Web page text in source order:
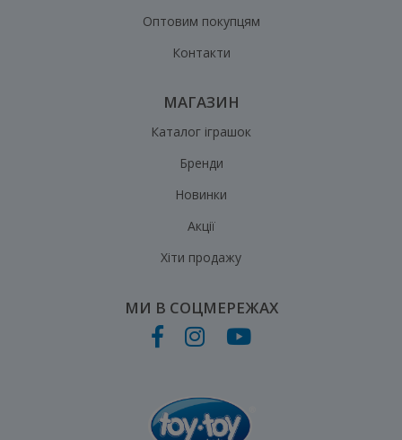
Оптовим покупцям
Контакти
МАГАЗИН
Каталог іграшок
Бренди
Новинки
Акції
Хіти продажу
МИ В СОЦМЕРЕЖАХ